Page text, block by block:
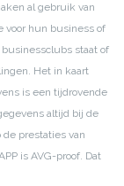
al gebruik van
voor hun business of
businessclubs staat of
Het in kaart
is een tijdrovende
altijd bij de
prestaties van
is AVG-proof. Dat